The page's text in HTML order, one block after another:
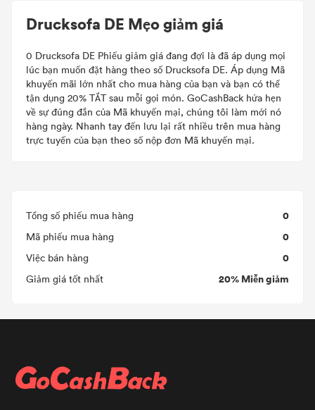
Drucksofa DE Mẹo giảm giá
0 Drucksofa DE Phiếu giảm giá đang đợi là đã áp dụng mọi
lúc bạn muốn đặt hàng theo số Drucksofa DE. Áp dụng Mã
khuyến mãi lớn nhất cho mua hàng của bạn và bạn có thể
tận dụng 20% TẮT sau mỗi gọi món. GoCashBack hứa hẹn
về sự đúng đắn của Mã khuyến mại, chúng tôi làm mới nó
hàng ngày. Nhanh tay đến lưu lại rất nhiều trên mua hàng
trực tuyến của bạn theo số nộp đơn Mã khuyến mại.
Tổng số phiếu mua hàng 0
Mã phiếu mua hàng 0
Việc bán hàng 0
Giảm giá tốt nhất 20% Miễn giảm